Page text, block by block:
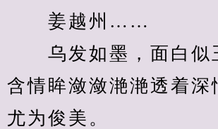
姜越州……
乌发如墨，面白似
含情眸潋潋滟滟透着深
尤为俊美。